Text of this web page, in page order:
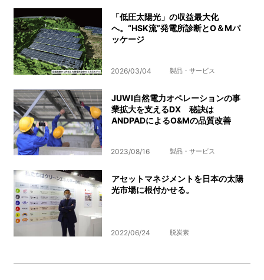
「低圧太陽光」の収益最大化
へ。“HSK流”発電所診断とO＆Mパ
ッケージ
2026/03/04 製品・サービス
JUWI自然電力オペレーションの事
業拡大を支えるDX 秘訣は
ANDPADによるO&Mの品質改善
2023/08/16 製品・サービス
アセットマネジメントを日本の太陽
光市場に根付かせる。
2022/06/24 脱炭素